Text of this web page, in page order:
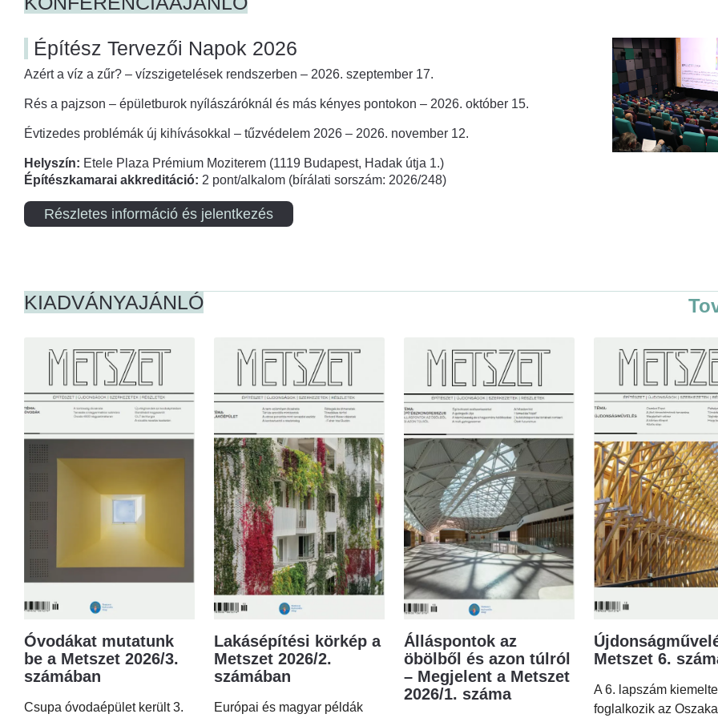
Építész Tervezői Napok 2026
Azért a víz a zűr? – vízszigetelések rendszerben – 2026. szeptember 17.
Rés a pajzson – épületburok nyílászáróknál és más kényes pontokon – 2026. október 15.
Évtizedes problémák új kihívásokkal – tűzvédelem 2026 – 2026. november 12.
Helyszín: Etele Plaza Prémium Moziterem (1119 Budapest, Hadak útja 1.)
Építészkamarai akkreditáció: 2 pont/alkalom (bírálati sorszám: 2026/248)
Részletes információ és jelentkezés
KIADVÁNYAJÁNLÓ
Óvodákat mutatunk
be a Metszet 2026/3.
számában
Csupa óvodaépület került 3.
Lakásépítési körkép a
Metszet 2026/2.
számában
Európai és magyar példák
Álláspontok az
öbölből és azon túlról
– Megjelent a Metszet
2026/1. száma
Metszet 6.
A 6. lapszám
foglalkozik az